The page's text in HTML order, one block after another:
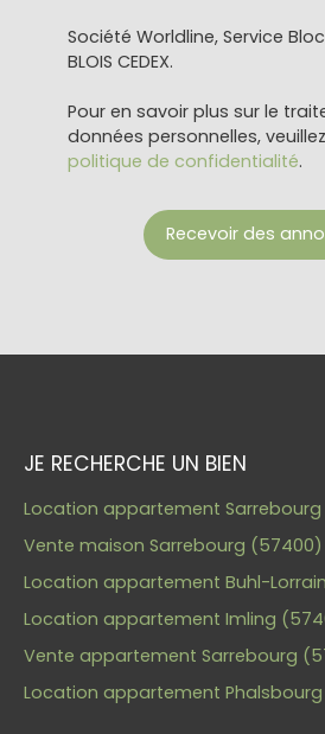
Société Worldline, Service
BLOIS CEDEX.
Pour en savoir plus sur le
données personnelles,
politique de confidentialité.
Recevoir des
JE RECHERCHE UN BIEN
Location appartement
Vente maison Sarrebourg (57400)
Location appartement Buhl-
Location appartement Imling
Vente appartement Sarrebourg
Location appartement